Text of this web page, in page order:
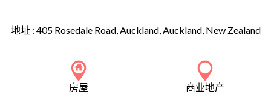
地址 : 405 Rosedale Road, Auckland, Auckland, New Zealand
房屋 商业地产